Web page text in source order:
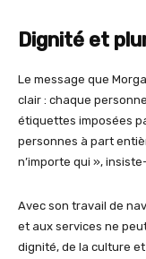
Dignité et
Le message que
clair : chaque
étiquettes imposées
personnes à part
n’importe qui »,
Avec son travail de
et aux services ne
dignité, de la culture et